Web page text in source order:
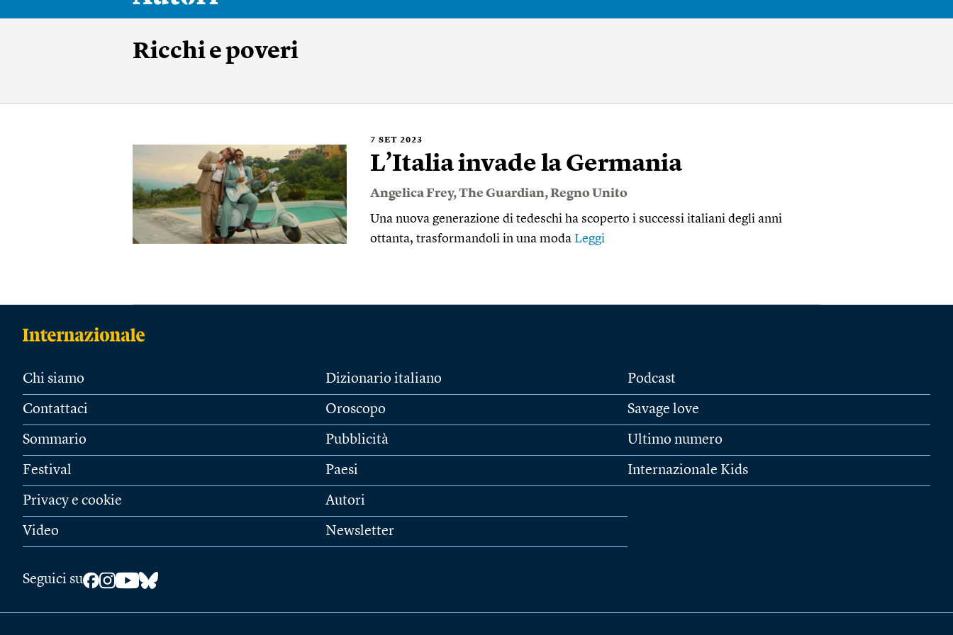
Ricchi e poveri
7 SET 2023
L’Italia invade la Germania
Angelica Frey,The Guardian,Regno Unito
Una nuova generazione di tedeschi ha scoperto i successi italiani degli anni
ottanta, trasformandoli in una moda Leggi
Chi siamo
Contattaci
Sommario
Festival
Privacy e cookie
Video
Dizionario italiano
Oroscopo
Pubblicità
Paesi
Autori
Newsletter
Podcast
Savage love
Ultimo numero
Internazionale Kids
Seguici su